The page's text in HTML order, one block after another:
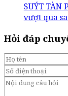
SUÝT TÀN
vượt qua
Hỏi đáp